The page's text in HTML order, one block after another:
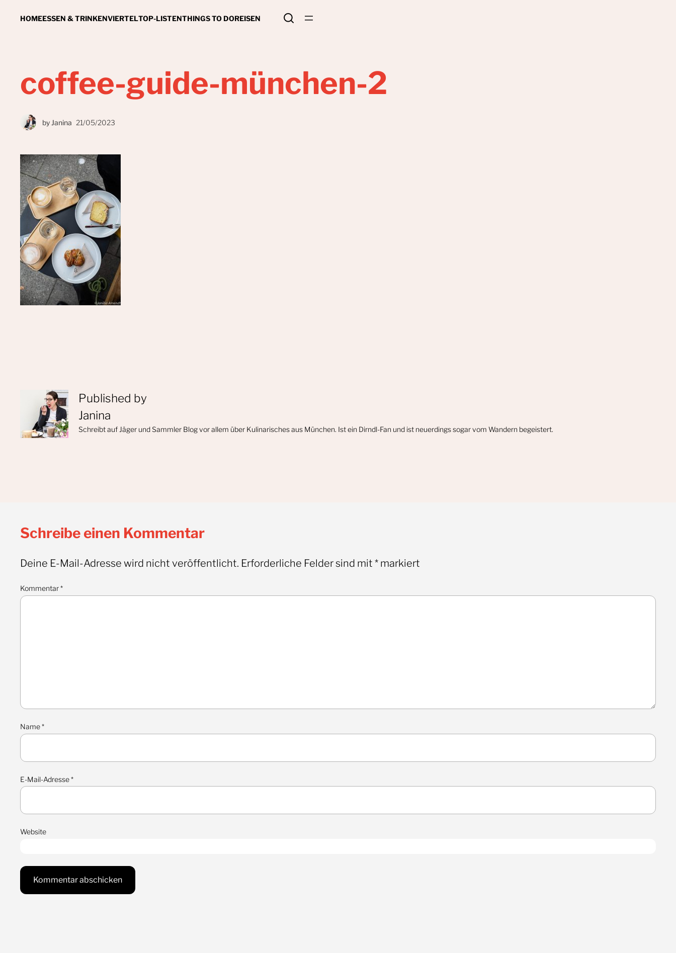
HOMEESSEN & TRINKENVIERTELTOP-LISTENTHINGS TO DOREISEN
coffee-guide-münchen-2
by Janina 21/05/2023
Published by
Janina
Schreibt auf Jäger und Sammler Blog vor allem über Kulinarisches aus München. Ist ein Dirndl-Fan und ist neuerdings sogar vom Wandern begeistert.
Schreibe einen Kommentar
Deine E-Mail-Adresse wird nicht veröffentlicht. Erforderliche Felder sind mit * markiert
Kommentar*
Name*
E-Mail-Adresse*
Website